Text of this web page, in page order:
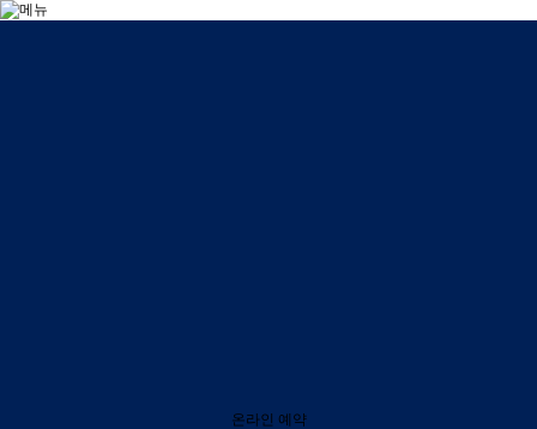
온라인 예약